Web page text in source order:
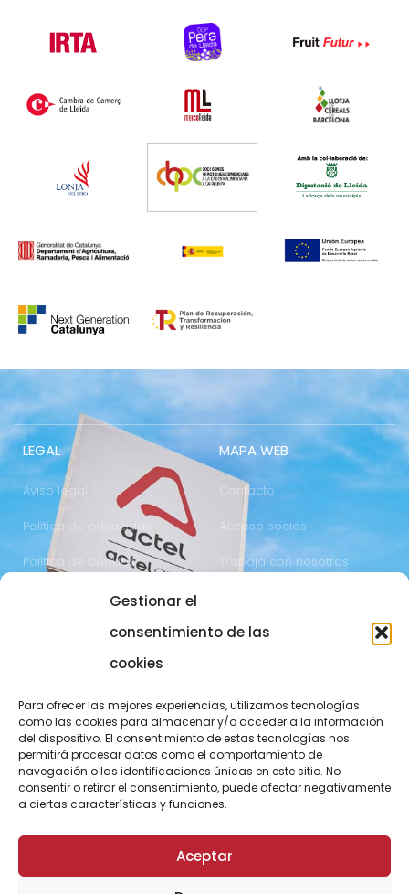
Gestionar el
consentimiento de las
cookies
Para ofrecer las mejores experiencias, utilizamos tecnologías
como las cookies para almacenar y/o acceder a la información
del dispositivo. El consentimiento de estas tecnologías nos
permitirá procesar datos como el comportamiento de
navegación o las identificaciones únicas en este sitio. No
consentir o retirar el consentimiento, puede afectar negativamente
a ciertas características y funciones.
Aceptar
LEGAL
Aviso legal
Política de privacidad
Política de cookies
MAPA WEB
Contacto
Acceso socios
Trabaja con nosotros
973 700 800
actel@actel.es
25196 Lleida
comunicacio@actel.es
CONOCE NOVACOOP